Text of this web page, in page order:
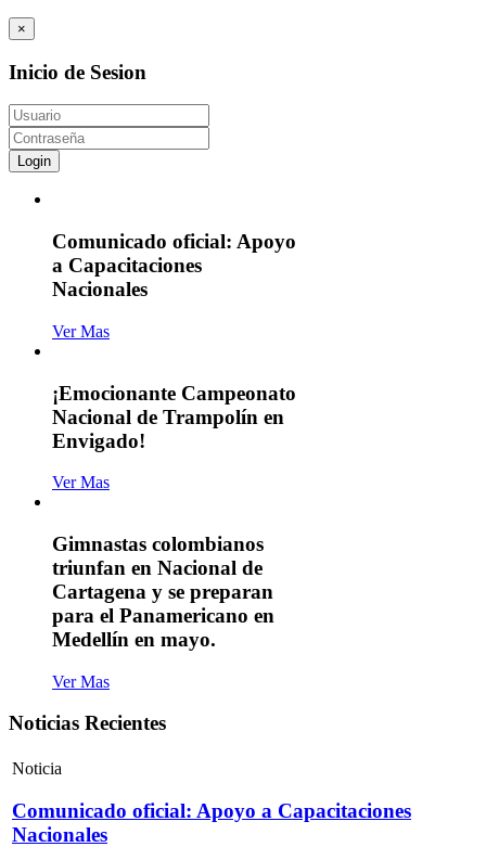
×
Inicio de Sesion
Login
Comunicado oficial: Apoyo
a Capacitaciones
Nacionales
Ver Mas
¡Emocionante Campeonato
Nacional de Trampolín en
Envigado!
Ver Mas
Gimnastas colombianos
triunfan en Nacional de
Cartagena y se preparan
para el Panamericano en
Medellín en mayo.
Ver Mas
Noticias Recientes
Noticia
Comunicado oficial: Apoyo a Capacitaciones
Nacionales